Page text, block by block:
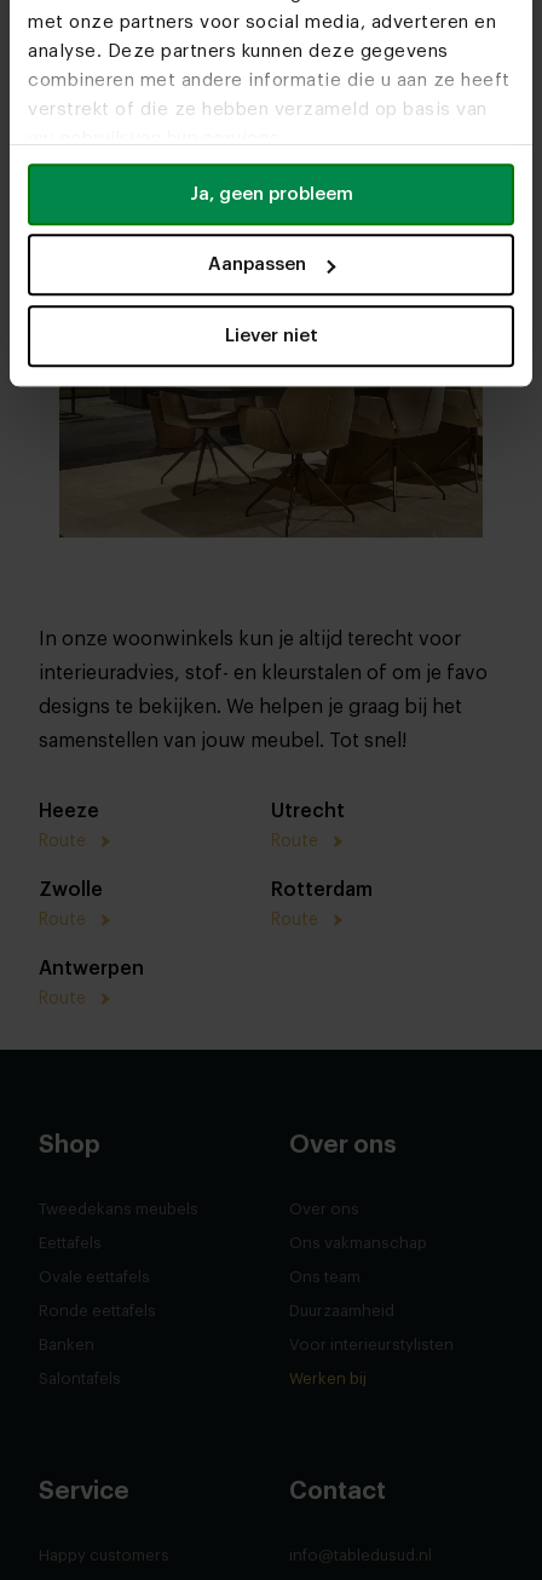
met onze partners voor social media, adverteren en
analyse. Deze partners kunnen deze gegevens
combineren met andere informatie die u aan ze heeft
verstrekt of die ze hebben verzameld op basis van
Ja, geen probleem
Aanpassen
Liever niet
In onze woonwinkels kun je altijd terecht voor
interieuradvies, stof- en kleurstalen of om je favo
designs te bekijken. We helpen je graag bij het
samenstellen van jouw meubel. Tot snel!
Heeze
Route
Utrecht
Route
Zwolle
Route
Rotterdam
Route
Antwerpen
Route
Bezoekonze woonwinkels
Shop
Tweedekans meubels
Eettafels
Ovale eettafels
Ronde eettafels
Banken
Salontafels
Over ons
Over ons
Ons vakmanschap
Ons team
Duurzaamheid
Voor interieurstylisten
Werken bij
Service
Happy customers
Contact
info@tabledusud.nl